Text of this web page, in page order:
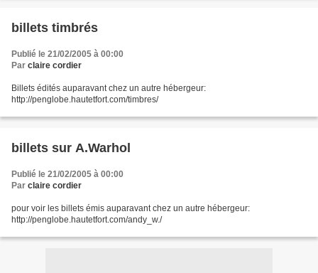
billets timbrés
Publié le 21/02/2005 à 00:00
Par claire cordier
Billets édités auparavant chez un autre hébergeur:
http://penglobe.hautetfort.com/timbres/
billets sur A.Warhol
Publié le 21/02/2005 à 00:00
Par claire cordier
pour voir les billets émis auparavant chez un autre hébergeur:
http://penglobe.hautetfort.com/andy_w./